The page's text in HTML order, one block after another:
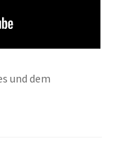
und dem